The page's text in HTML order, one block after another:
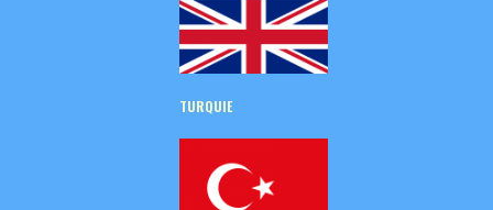
TURQUIE